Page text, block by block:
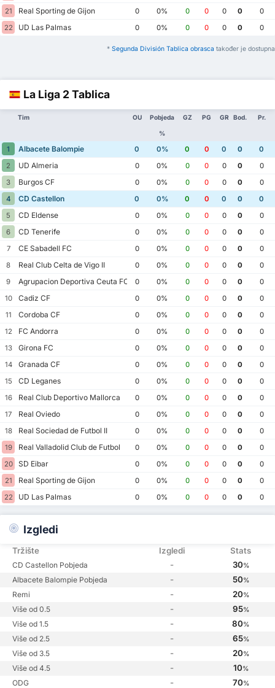
21
Real Sporting de Gijon 0 0% 0 0 0 0
0
22
UD Las Palmas 0 0% 0 0 0 0 0
* Segunda División Tablica obrasca također je dostupna
La Liga 2 Tablica
Tim OU Pobjeda
%
GZ PG GR Bod. Pr.
1 Albacete Balompie 0 0% 0 0 0 0
0
2
UD Almeria 0 0% 0 0 0 0
0
3
Burgos CF 0 0% 0 0 0 0
0
4
CD Castellon 0 0% 0 0 0 0
0
5
CD Eldense 0 0% 0 0 0 0
0
6
CD Tenerife 0 0% 0 0 0 0
0
7
CE Sabadell FC 0 0% 0 0 0 0
0
8
Real Club Celta de Vigo II 0 0% 0 0 0 0
0
9
Agrupacion Deportiva Ceuta FC 0 0% 0 0 0 0
0
10
Cadiz CF 0 0% 0 0 0 0
0
11
Cordoba CF 0 0% 0 0 0 0
0
12
FC Andorra 0 0% 0 0 0 0
0
13
Girona FC 0 0% 0 0 0 0
0
14
Granada CF 0 0% 0 0 0 0
0
15
CD Leganes 0 0% 0 0 0 0
0
16
Real Club Deportivo Mallorca 0 0% 0 0 0 0
0
17
Real Oviedo 0 0% 0 0 0 0
0
18
Real Sociedad de Futbol II 0 0% 0 0 0 0
0
19
Real Valladolid Club de Futbol 0 0% 0 0 0 0
0
20
SD Eibar 0 0% 0 0 0 0
0
21
Real Sporting de Gijon 0 0% 0 0 0 0
0
22
UD Las Palmas 0 0% 0 0 0 0 0
Izgledi
Tržište Izgledi Stats
CD Castellon Pobjeda - 30%
Albacete Balompie Pobjeda - 50%
Remi - 20%
Više od 0.5 - 95%
Više od 1.5 - 80%
Više od 2.5 - 65%
Više od 3.5 - 20%
Više od 4.5 - 10%
ODG - 70%